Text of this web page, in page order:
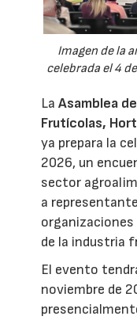
Imagen de la
celebrada el 4
LaAsamblea
Frutícolas,
ya prepara la
2026, un
sector
a
de la industria
El evento
noviembre de